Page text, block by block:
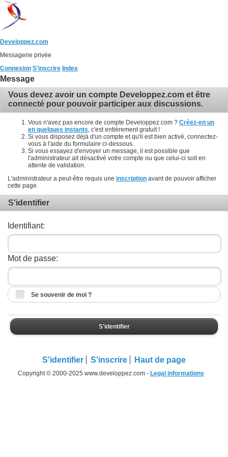
Developpez.com
Messagerie privée
Connexion S'inscrire Index
Message
Vous devez avoir un compte Developpez.com et être
connecté pour pouvoir participer aux discussions.
Vous n'avez pas encore de compte Developpez.com ? Créez-en un
en quelques instants , c'est entièrement gratuit !
Si vous disposez déjà d'un compte et qu'il est bien activé, connectez-
vous à l'aide du formulaire ci-dessous.
Si vous essayez d'envoyer un message, il est possible que
l'administrateur ait désactivé votre compte ou que celui-ci soit en
attente de validation.
L'administrateur a peut-être requis une inscription avant de pouvoir afficher
cette page.
S'identifier
Identifiant:
Mot de passe:
Se souvenir de moi ?
S'identifier
S'identifier S'inscrire Haut de page
Copyright © 2000-2025 www.developpez.com - Legal informations